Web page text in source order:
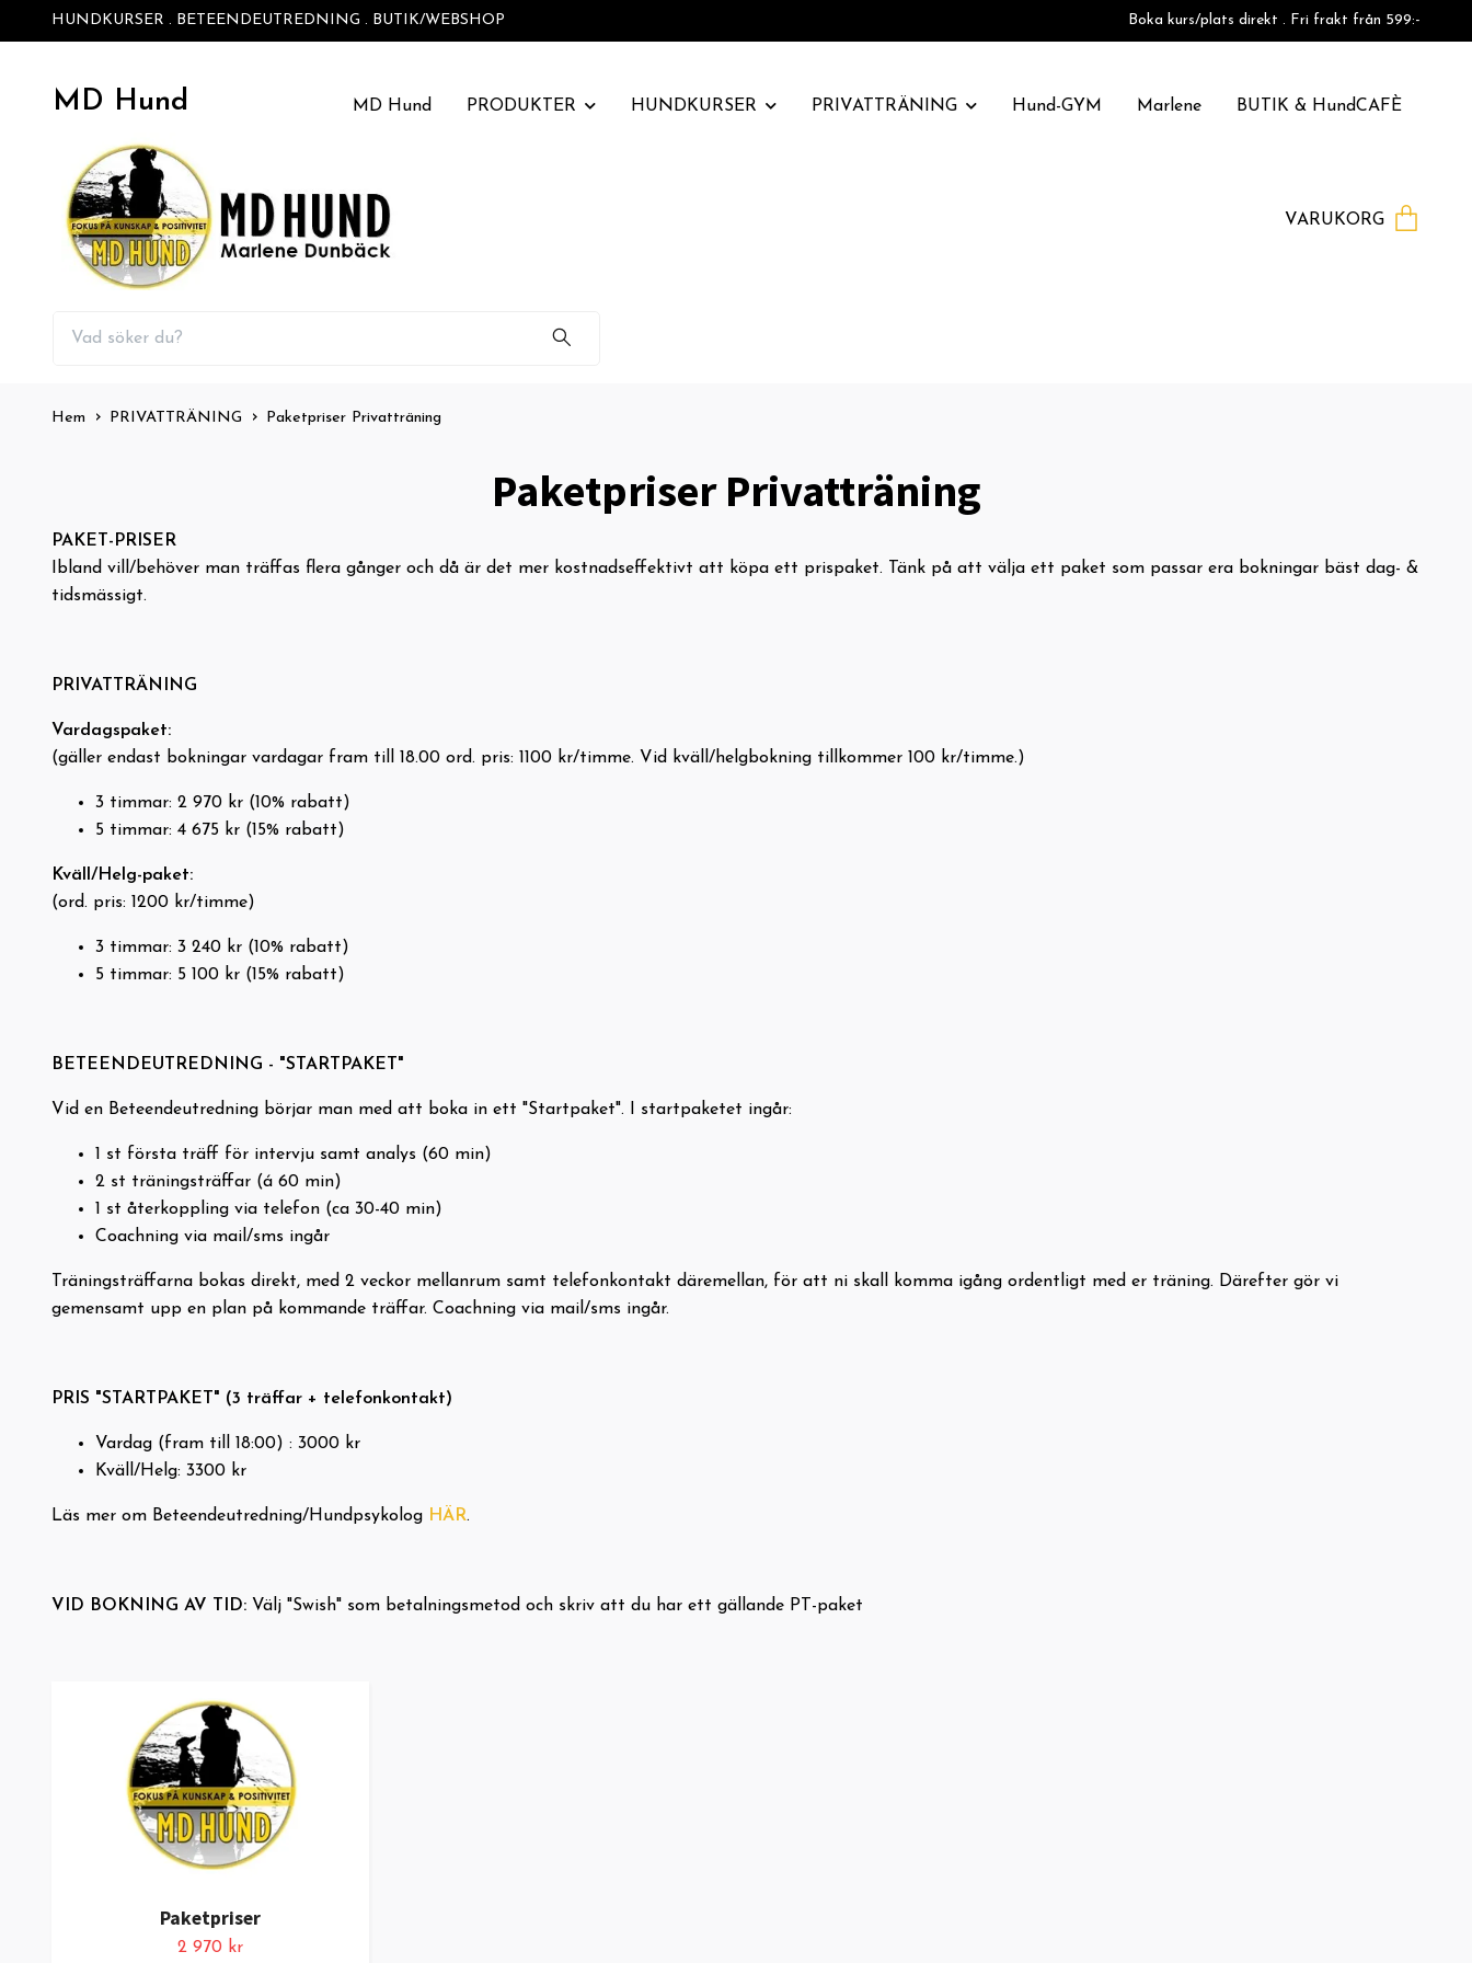
HUNDKURSER . BETEENDEUTREDNING . BUTIK/WEBSHOP Boka kurs/plats direkt . Fri frakt från 599:-
MD Hund MD Hund PRODUKTER HUNDKURSER PRIVATTRÄNING Hund-GYM Marlene BUTIK & HundCAFÈ
VARUKORG
Hem PRIVATTRÄNING Paketpriser Privatträning
Paketpriser Privatträning
PAKET-PRISER
Ibland vill/behöver man träffas flera gånger och då är det mer kostnadseffektivt att köpa ett prispaket. Tänk på att välja ett paket som passar era bokningar bäst dag- &
tidsmässigt.
PRIVATTRÄNING
Vardagspaket:
(gäller endast bokningar vardagar fram till 18.00 ord. pris: 1100 kr/timme. Vid kväll/helgbokning tillkommer 100 kr/timme.)
3 timmar: 2 970 kr (10% rabatt)
5 timmar: 4 675 kr (15% rabatt)
Kväll/Helg-paket:
(ord. pris: 1200 kr/timme)
3 timmar: 3 240 kr (10% rabatt)
5 timmar: 5 100 kr (15% rabatt)
BETEENDEUTREDNING - "STARTPAKET"
Vid en Beteendeutredning börjar man med att boka in ett "Startpaket". I startpaketet ingår:
1 st första träff för intervju samt analys (60 min)
2 st träningsträffar (á 60 min)
1 st återkoppling via telefon (ca 30-40 min)
Coachning via mail/sms ingår
Träningsträffarna bokas direkt, med 2 veckor mellanrum samt telefonkontakt däremellan, för att ni skall komma igång ordentligt med er träning. Därefter gör vi
gemensamt upp en plan på kommande träffar. Coachning via mail/sms ingår.
PRIS "STARTPAKET" (3 träffar + telefonkontakt)
Vardag (fram till 18:00) : 3000 kr
Kväll/Helg: 3300 kr
Läs mer om Beteendeutredning/Hundpsykolog HÄR.
VID BOKNING AV TID: Välj "Swish" som betalningsmetod och skriv att du har ett gällande PT-paket
Paketpriser
2 970 kr